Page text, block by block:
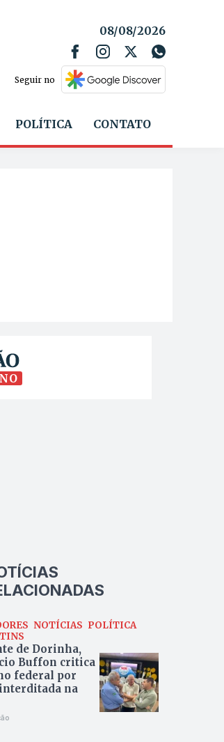
08/08/2026
Seguir no
POLÍTICA CONTATO
NOTÍCIAS POLÍTICA
de Dorinha,
Buffon critica
federal por
na